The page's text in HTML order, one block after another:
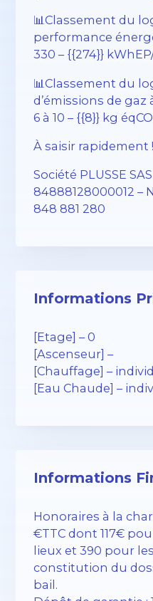
📊Classement du
performance
330 – {{274}}
📊Classement du
d’émissions de gaz
6 à 10 – {{8}} kg
À saisir rapidement !
Société PLUSSE
84888128000012 –
848 881 280
Informations
[Etage] – 0
[Ascenseur] –
[Chauffage] –
[Eau Chaude] –
Informations
Honoraires à la
€TTC dont 117€
lieux et 390 pour
constitution du
bail.